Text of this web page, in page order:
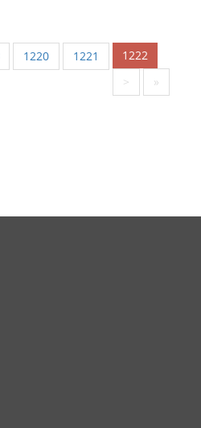
1220 1221
1222
>
»